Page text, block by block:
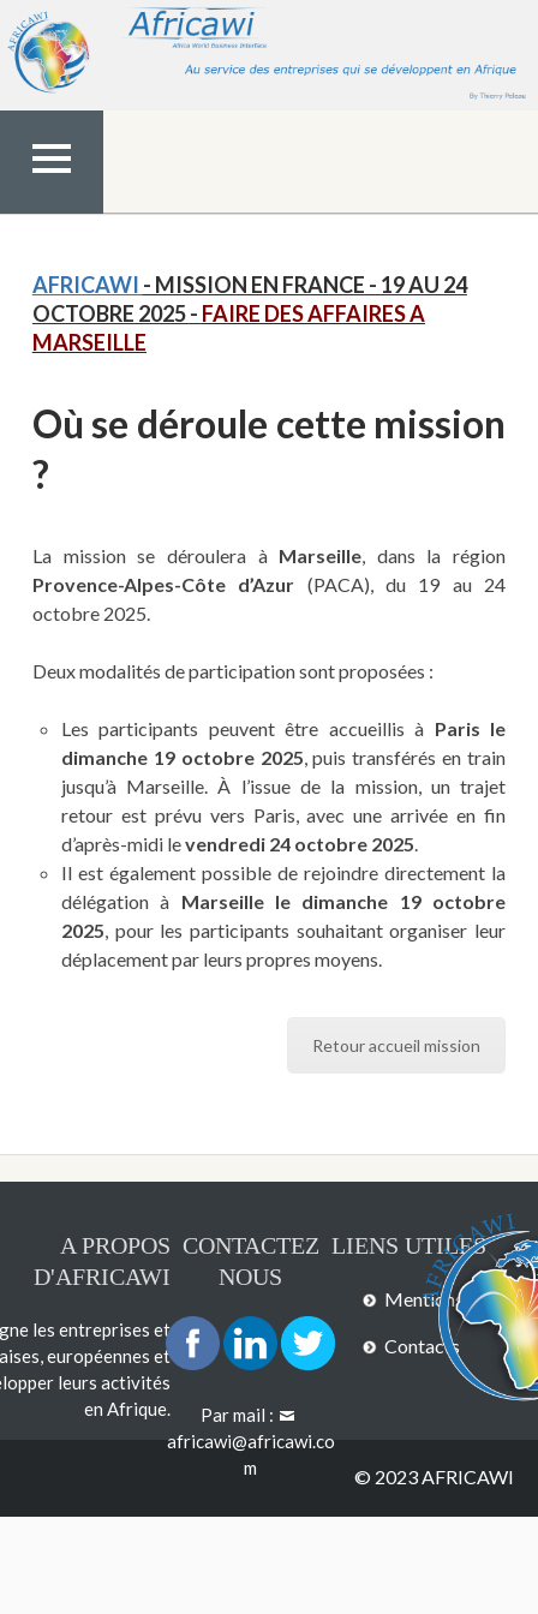
contenu
MENU
AFRICAWI - MISSION EN FRANCE - 19 AU 24
OCTOBRE 2025- FAIRE DES AFFAIRES A
MARSEILLE
Où se déroule cette mission
?
La mission se déroulera à Marseille, dans la région
Provence-Alpes-Côte d’Azur (PACA), du 19 au 24
octobre 2025.
Deux modalités de participation sont proposées :
Les participants peuvent être accueillis à Paris le
dimanche 19 octobre 2025, puis transférés en train
jusqu’à Marseille. À l’issue de la mission, un trajet
retour est prévu vers Paris, avec une arrivée en fin
d’après-midi levendredi 24 octobre 2025.
Il est également possible de rejoindre directement la
délégation à Marseille le dimanche 19 octobre
2025, pour les participants souhaitant organiser leur
déplacement par leurs propres moyens.
Retour accueil mission
A PROPOS
D'AFRICAWI
les entreprises et
européennes et
leurs activités
en Afrique.
CONTACTEZ
NOUS
Par mail :
africawi@africawi.co
m
LIENS UTILES
Mentions légales
Contacts
© 2023 AFRICAWI